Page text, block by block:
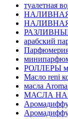
туалетная
арабский
РОЛЛЕРЫ
Масло reni
масла
МАСЛА НА